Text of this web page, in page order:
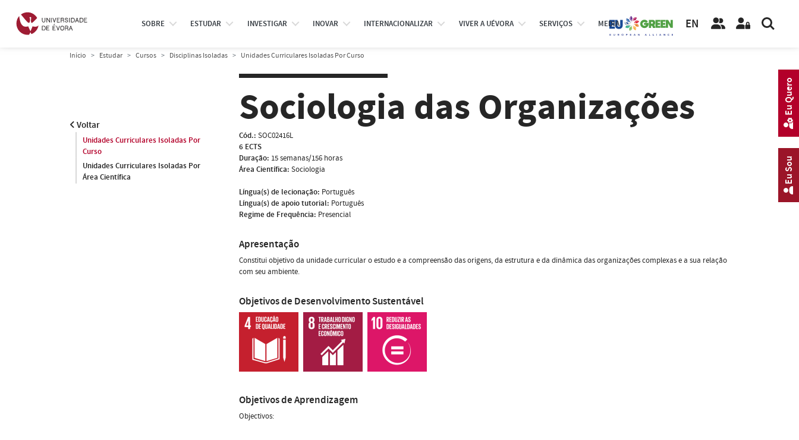
SOBRE ESTUDAR INVESTIGAR INOVAR INTERNACIONALIZAR VIVER A UÉVORA SERVIÇOS MEDIA EN
Início Estudar Cursos Disciplinas Isoladas Unidades Curriculares Isoladas Por Curso
Voltar
Unidades Curriculares Isoladas Por
Curso
Unidades Curriculares Isoladas Por
Área Científica
Sociologia das Organizações
Cód.: SOC02416L
6 ECTS
Duração: 15 semanas/156 horas
Área Científica: Sociologia
Língua(s) de lecionação: Português
Língua(s) de apoio tutorial: Português
Regime de Frequência: Presencial
Apresentação
Constitui objetivo da unidade curricular o estudo e a compreensão das origens, da estrutura e da dinâmica das organizações complexas e a sua relação
com seu ambiente.
Objetivos de Desenvolvimento Sustentável
Objetivos de Aprendizagem
Objectivos:
Eu Sou
Eu Quero